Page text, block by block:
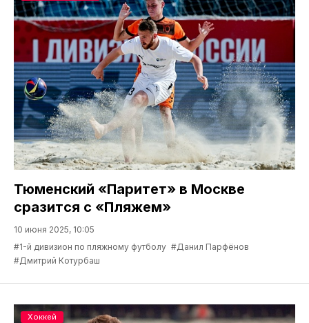
Тюменский «Паритет» в Москве
сразится с «Пляжем»
10 июня 2025, 10:05
#1-й дивизион по пляжному футболу #Данил Парфёнов
#Дмитрий Котурбаш
Хоккей